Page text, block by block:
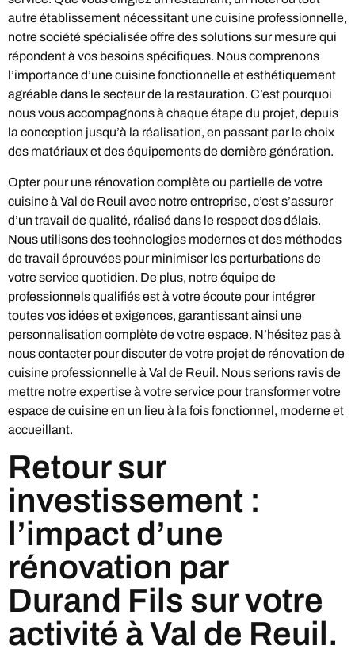
autre établissement nécessitant une cuisine professionnelle,
notre société spécialisée offre des solutions sur mesure qui
répondent à vos besoins spécifiques. Nous comprenons
l’importance d’une cuisine fonctionnelle et esthétiquement
agréable dans le secteur de la restauration. C’est pourquoi
nous vous accompagnons à chaque étape du projet, depuis
la conception jusqu’à la réalisation, en passant par le choix
des matériaux et des équipements de dernière génération.
Opter pour une rénovation complète ou partielle de votre
cuisine à Val de Reuil avec notre entreprise, c’est s’assurer
d’un travail de qualité, réalisé dans le respect des délais.
Nous utilisons des technologies modernes et des méthodes
de travail éprouvées pour minimiser les perturbations de
votre service quotidien. De plus, notre équipe de
professionnels qualifiés est à votre écoute pour intégrer
toutes vos idées et exigences, garantissant ainsi une
personnalisation complète de votre espace. N’hésitez pas à
nous contacter pour discuter de votre projet de rénovation de
cuisine professionnelle à Val de Reuil. Nous serions ravis de
mettre notre expertise à votre service pour transformer votre
espace de cuisine en un lieu à la fois fonctionnel, moderne et
accueillant.
Retour sur
investissement :
l’impact d’une
rénovation par
Durand Fils sur votre
activité à Val de Reuil.